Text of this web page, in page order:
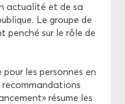
ac­tua­li­té et de sa
Le groupe de
pen­ché sur le rôle de
les per­sonnes en
ré­sume les